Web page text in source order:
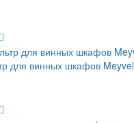
для винных шкафов Meyvel